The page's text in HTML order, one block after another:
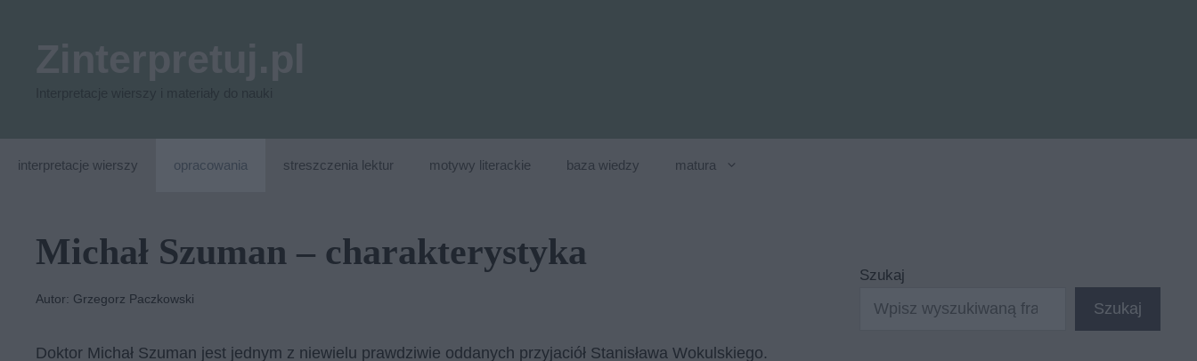
interpretacje wierszy opracowania streszczenia lektur motywy literackie baza wiedzy matura
Michał Szuman – charakterystyka
Autor: Grzegorz Paczkowski
Doktor Michał Szuman jest jednym z niewielu prawdziwie oddanych przyjaciół Stanisława Wokulskiego.
Szukaj
Szukaj